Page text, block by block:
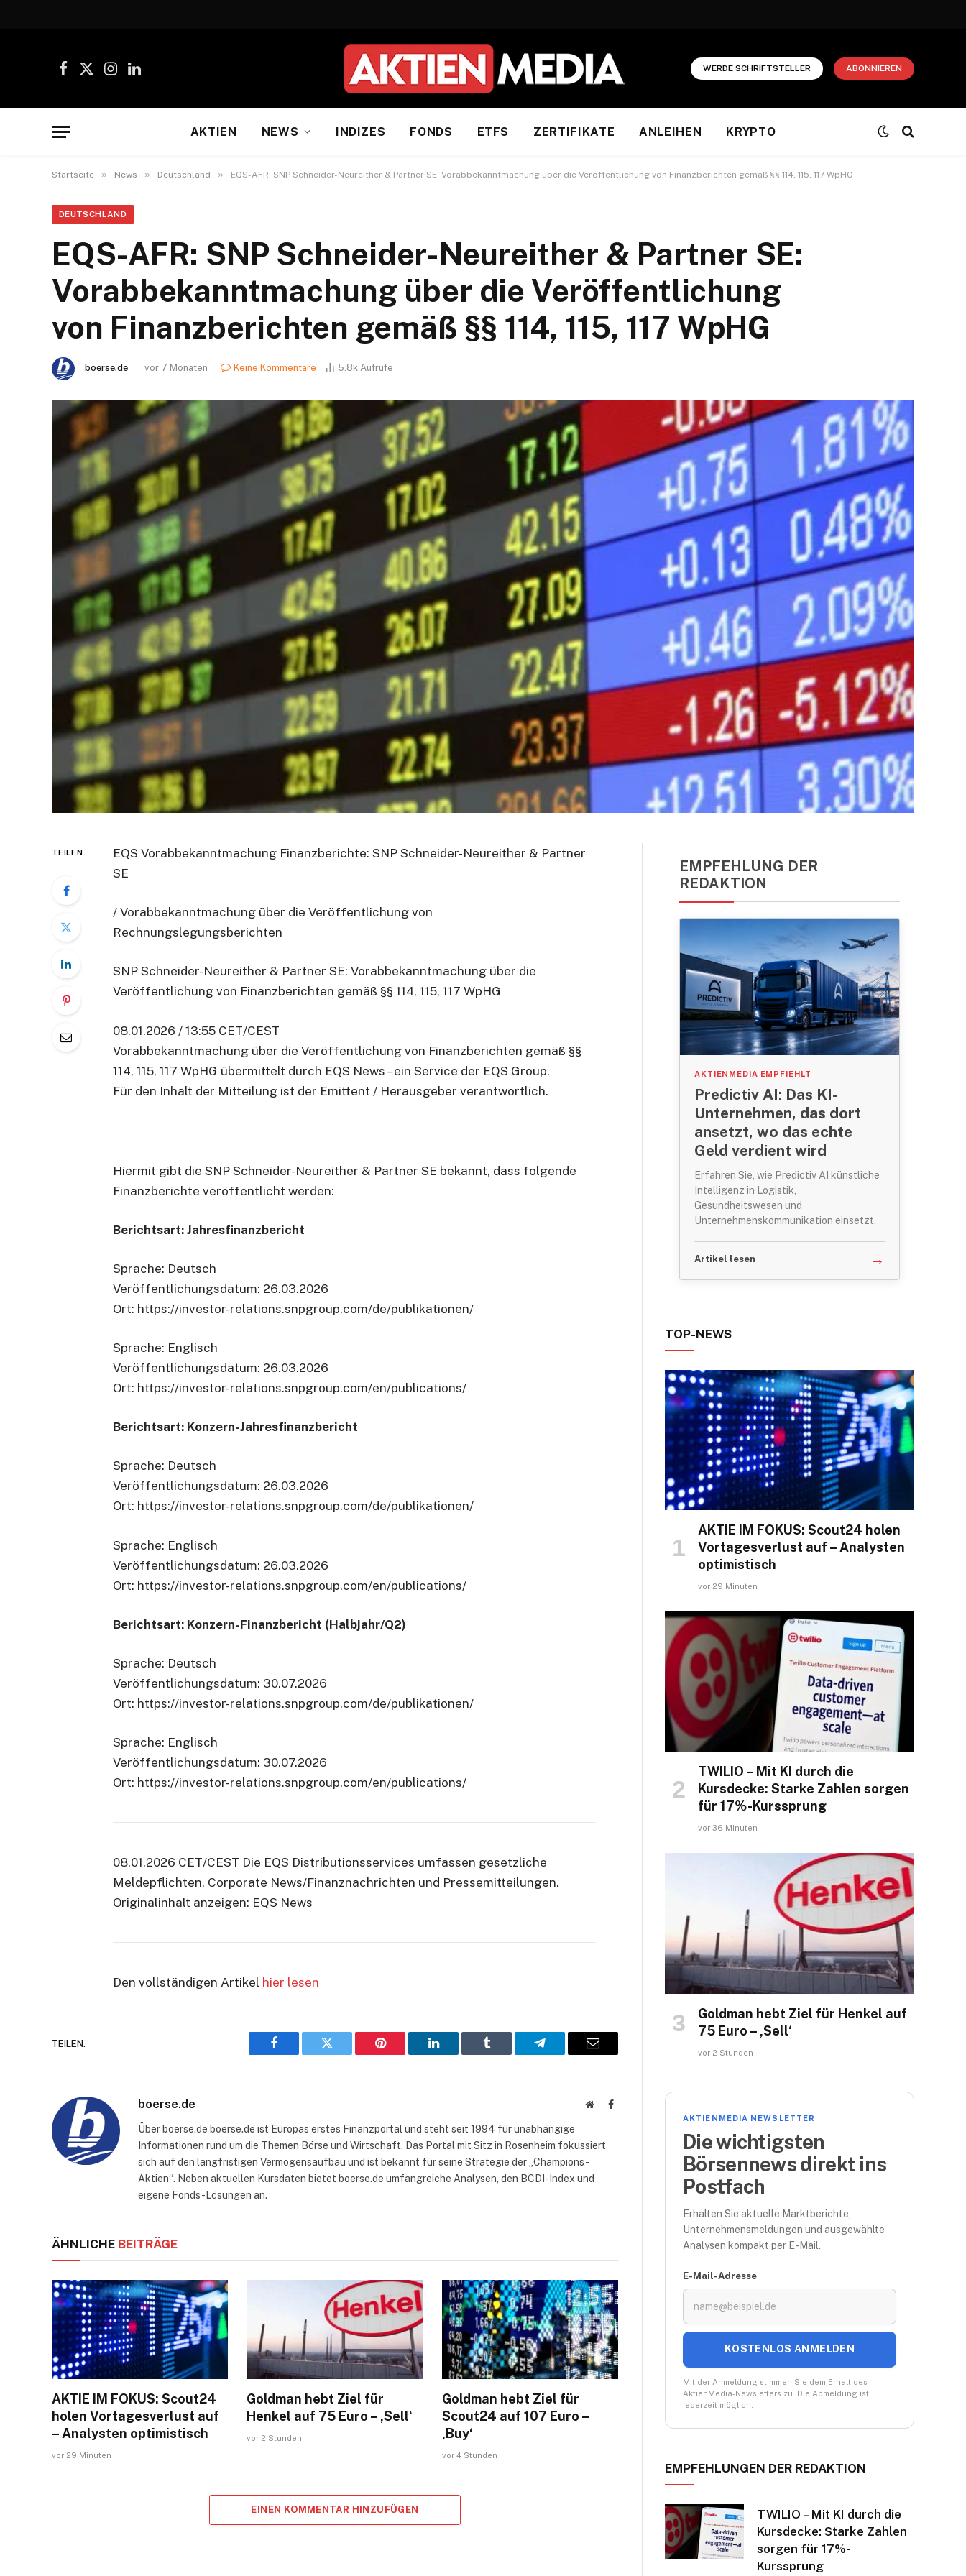
Facebook
X
InstagramLinkedIn
WERDE SCHRIFTSTELLER ABONNIEREN
AKTIEN NEWS INDIZES FONDS ETFS ZERTIFIKATE ANLEIHEN KRYPTO
Startseite » News » Deutschland » EQS-AFR: SNP Schneider-Neureither & Partner SE: Vorabbekanntmachung über die Veröffentlichung von Finanzberichten gemäß §§ 114, 115, 117 WpHG
DEUTSCHLAND
EQS-AFR: SNP Schneider-Neureither & Partner SE:
Vorabbekanntmachung über die Veröffentlichung
von Finanzberichten gemäß §§ 114, 115, 117 WpHG
boerse.de vor 7 Monaten Keine Kommentare 5.8k Aufrufe
TEILEN
EQS Vorabbekanntmachung Finanzberichte: SNP Schneider-Neureither & Partner
SE
/ Vorabbekanntmachung über die Veröffentlichung von
Rechnungslegungsberichten
SNP Schneider-Neureither & Partner SE: Vorabbekanntmachung über die
Veröffentlichung von Finanzberichten gemäß §§ 114, 115, 117 WpHG
08.01.2026 / 13:55 CET/CEST
Vorabbekanntmachung über die Veröffentlichung von Finanzberichten gemäß §§
114, 115, 117 WpHG übermittelt durch EQS News – ein Service der EQS Group.
Für den Inhalt der Mitteilung ist der Emittent / Herausgeber verantwortlich.
Hiermit gibt die SNP Schneider-Neureither & Partner SE bekannt, dass folgende
Finanzberichte veröffentlicht werden:
Berichtsart: Jahresfinanzbericht
Sprache: Deutsch
Veröffentlichungsdatum: 26.03.2026
Ort: https://investor-relations.snpgroup.com/de/publikationen/
Sprache: Englisch
Veröffentlichungsdatum: 26.03.2026
Ort: https://investor-relations.snpgroup.com/en/publications/
Berichtsart: Konzern-Jahresfinanzbericht
Sprache: Deutsch
Veröffentlichungsdatum: 26.03.2026
Ort: https://investor-relations.snpgroup.com/de/publikationen/
Sprache: Englisch
Veröffentlichungsdatum: 26.03.2026
Ort: https://investor-relations.snpgroup.com/en/publications/
Berichtsart: Konzern-Finanzbericht (Halbjahr/Q2)
Sprache: Deutsch
Veröffentlichungsdatum: 30.07.2026
Ort: https://investor-relations.snpgroup.com/de/publikationen/
Sprache: Englisch
Veröffentlichungsdatum: 30.07.2026
Ort: https://investor-relations.snpgroup.com/en/publications/
08.01.2026 CET/CEST Die EQS Distributionsservices umfassen gesetzliche
Meldepflichten, Corporate News/Finanznachrichten und Pressemitteilungen.
Originalinhalt anzeigen: EQS News
Den vollständigen Artikel hier lesen
TEILEN.
Facebook Twitter Pinterest LinkedIn Tumblr Telegram E-
boerse.de WebsiteFacebook
Über boerse.de boerse.de ist Europas erstes Finanzportal und steht seit 1994 für unabhängige
Informationen rund um die Themen Börse und Wirtschaft. Das Portal mit Sitz in Rosenheim fokussiert
sich auf den langfristigen Vermögensaufbau und ist bekannt für seine Strategie der „Champions-
Aktien“. Neben aktuellen Kursdaten bietet boerse.de umfangreiche Analysen, den BCDI-Index und
eigene Fonds-Lösungen an.
ÄHNLICHE BEITRÄGE
AKTIE IM FOKUS: Scout24
holen Vortagesverlust auf
– Analysten optimistisch
vor 29 Minuten
Goldman hebt Ziel für
Henkel auf 75 Euro – ‚Sell‘
vor 2 Stunden
Goldman hebt Ziel für
Scout24 auf 107 Euro –
‚Buy‘
vor 4 Stunden
EINEN KOMMENTAR HINZUFÜGEN
EMPFEHLUNG DER
REDAKTION
AKTIENMEDIA EMPFIEHLT
Predictiv AI: Das KI-
Unternehmen, das dort
ansetzt, wo das echte
Geld verdient wird
Erfahren Sie, wie Predictiv AI künstliche
Intelligenz in Logistik,
Gesundheitswesen und
Unternehmenskommunikation einsetzt.
Artikel lesen →
TOP-NEWS
AKTIE IM FOKUS: Scout24 holen
Vortagesverlust auf – Analysten
optimistisch
vor 29 Minuten
TWILIO – Mit KI durch die
Kursdecke: Starke Zahlen sorgen
für 17%-Kurssprung
vor 36 Minuten
Goldman hebt Ziel für Henkel auf
75 Euro – ‚Sell‘
vor 2 Stunden
AKTIENMEDIA NEWSLETTER
Die wichtigsten
Börsennews direkt ins
Postfach
Erhalten Sie aktuelle Marktberichte,
Unternehmensmeldungen und ausgewählte
Analysen kompakt per E-Mail.
E-Mail-Adresse
KOSTENLOS ANMELDEN
Mit der Anmeldung stimmen Sie dem Erhalt des
AktienMedia-Newsletters zu. Die Abmeldung ist
jederzeit möglich.
EMPFEHLUNGEN DER REDAKTION
TWILIO – Mit KI durch die
Kursdecke: Starke Zahlen
sorgen für 17%-
Kurssprung